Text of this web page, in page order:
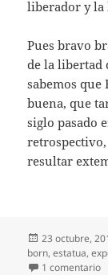
liberador y la
Pues bravo
de la libertad
sabemos que
buena, que
siglo pasado
resultar
Publicado
el
23 octubre,
born,estatua,
1 comentario